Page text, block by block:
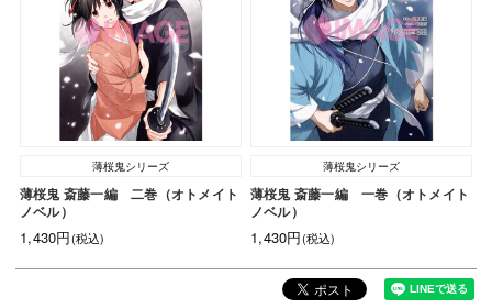
薄桜鬼シリーズ
薄桜鬼 斎藤一編 二巻（オトメイト
ノベル）
1,430円(税込)
薄桜鬼シリーズ
薄桜鬼 斎藤一編 一巻（オトメイト
ノベル）
1,430円(税込)